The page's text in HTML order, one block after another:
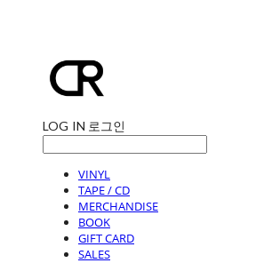
LOG IN 로그인
VINYL
TAPE / CD
MERCHANDISE
BOOK
GIFT CARD
SALES